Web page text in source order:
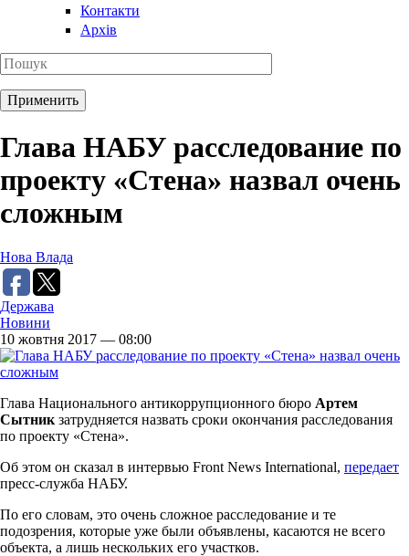
Контакти
Архів
Глава НАБУ расследование по
проекту «Стена» назвал очень
сложным
Нова Влада
Держава
Новини
10 жовтня 2017 — 08:00
Глава Национального антикоррупционного бюро Артем
Сытник затрудняется назвать сроки окончания расследования
по проекту «Стена».
Об этом он сказал в интервью Front News International, передает
пресс-служба НАБУ.
По его словам, это очень сложное расследование и те
подозрения, которые уже были объявлены, касаются не всего
объекта, а лишь нескольких его участков.